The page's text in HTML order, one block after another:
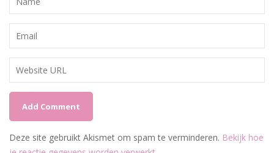
Deze site gebruikt Akismet om spam te verminderen. Bekijk hoe